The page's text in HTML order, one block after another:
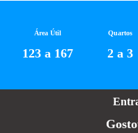
Área Útil
123 a 167
Quartos
2 a 3